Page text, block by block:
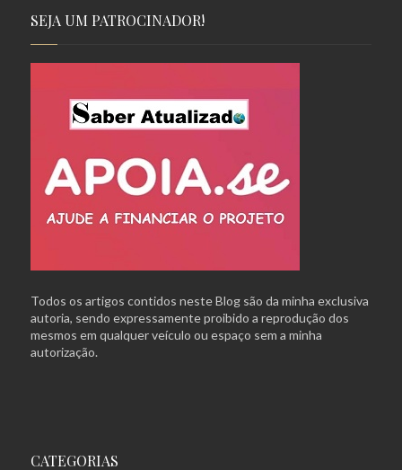
SEJA UM PATROCINADOR!
Todos os artigos contidos neste Blog são da minha exclusiva
autoria, sendo expressamente proibido a reprodução dos
mesmos em qualquer veículo ou espaço sem a minha
autorização.
CATEGORIAS